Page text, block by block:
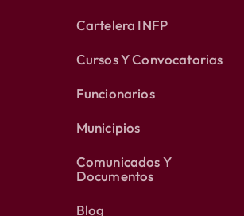
Cartelera INFP
Cursos Y Convocatorias
Funcionarios
Municipios
Comunicados Y
Documentos
Blog